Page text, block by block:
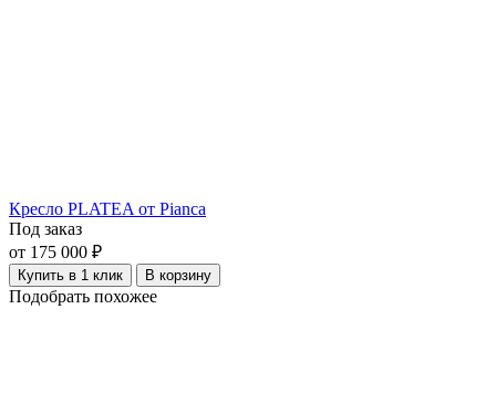
Кресло PLATEA от Pianca
Под заказ
от 175 000 ₽
Купить в 1 клик В корзину
Подобрать похожее